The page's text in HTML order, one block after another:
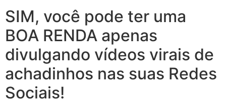
SIM, você pode ter uma
BOA RENDA apenas
divulgando vídeos virais de
achadinhos nas suas Redes
Sociais!